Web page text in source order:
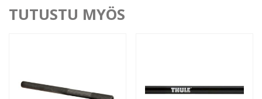
TUTUSTU MYÖS